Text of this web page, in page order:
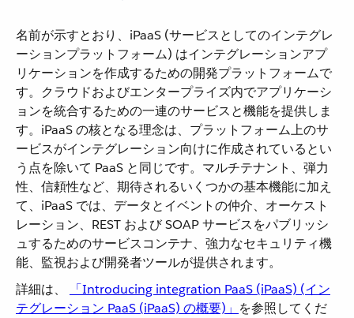
名前が示すとおり、iPaaS (サービスとしてのインテグレ
ーションプラットフォーム) はインテグレーションアプ
リケーションを作成するための開発プラットフォームで
す。クラウドおよびエンタープライズ内でアプリケーシ
ョンを統合するための一連のサービスと機能を提供しま
す。iPaaS の核となる理念は、プラットフォーム上のサ
ービスがインテグレーション向けに作成されているとい
う点を除いて PaaS と同じです。マルチテナント、弾力
性、信頼性など、期待されるいくつかの基本機能に加え
て、iPaaS では、データとイベントの仲介、オーケスト
レーション、REST および SOAP サービスをパブリッシ
ュするためのサービスコンテナ、強力なセキュリティ機
能、監視および開発者ツールが提供されます。
詳細は、
「Introducing integration PaaS (iPaaS) (イン
テグレーション PaaS (iPaaS) の概要)」 ​を参照してくだ